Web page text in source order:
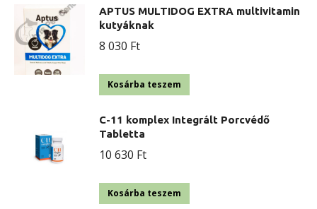
APTUS MULTIDOG EXTRA multivitamin
kutyáknak
8 030 Ft
Kosárba teszem
C-11 komplex Integrált Porcvédő
Tabletta
10 630 Ft
Kosárba teszem